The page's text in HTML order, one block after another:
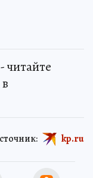
читайте
kp.ru